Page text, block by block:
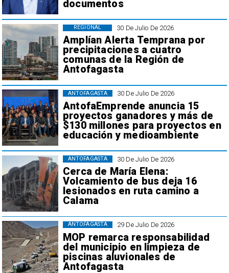
documentos
30 De Julio De 2026
Amplían Alerta Temprana por
precipitaciones a cuatro
comunas de la Región de
Antofagasta
REGIONAL
30 De Julio De 2026
AntofaEmprende anuncia 15
proyectos ganadores y más de
$130 millones para proyectos en
educación y medioambiente
ANTOFAGASTA
30 De Julio De 2026
Cerca de María Elena:
Volcamiento de bus deja 16
lesionados en ruta camino a
Calama
ANTOFAGASTA
29 De Julio De 2026
MOP remarca responsabilidad
del municipio en limpieza de
piscinas aluvionales de
Antofagasta
ANTOFAGASTA